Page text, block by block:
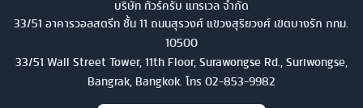
บริษัท ทัวร์ครับ แทรเวล จำกัด
33/51 อาคารวอลสตรีท ชั้น 11 ถนนสุรวงศ์ แขวงสุริยวงศ์ เขตบางรัก กทม.
10500
33/51 Wall Street Tower, 11th Floor, Surawongse Rd., Suriwongse,
Bangrak, Bangkok. โทร 02-853-9982